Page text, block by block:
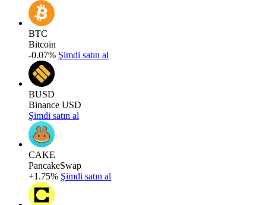
BTC
Bitcoin
-0.07% Şimdi satın al
BUSD
Binance USD
Şimdi satın al
CAKE
PancakeSwap
+1.75% Şimdi satın al